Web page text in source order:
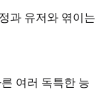
과 유저와 엮이는
여러 독특한 능